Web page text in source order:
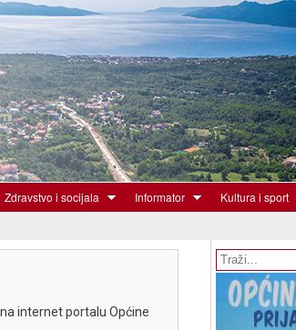
Zdravstvo i socijala Informator Kultura i sport
internet portalu Općine
Obrazac pretrage